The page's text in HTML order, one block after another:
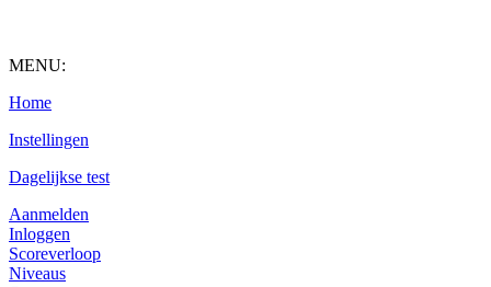
MENU:
Home
Instellingen
Dagelijkse test
Aanmelden
Inloggen
Scoreverloop
Niveaus